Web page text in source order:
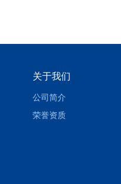
关于我们
公司简介
荣誉资质